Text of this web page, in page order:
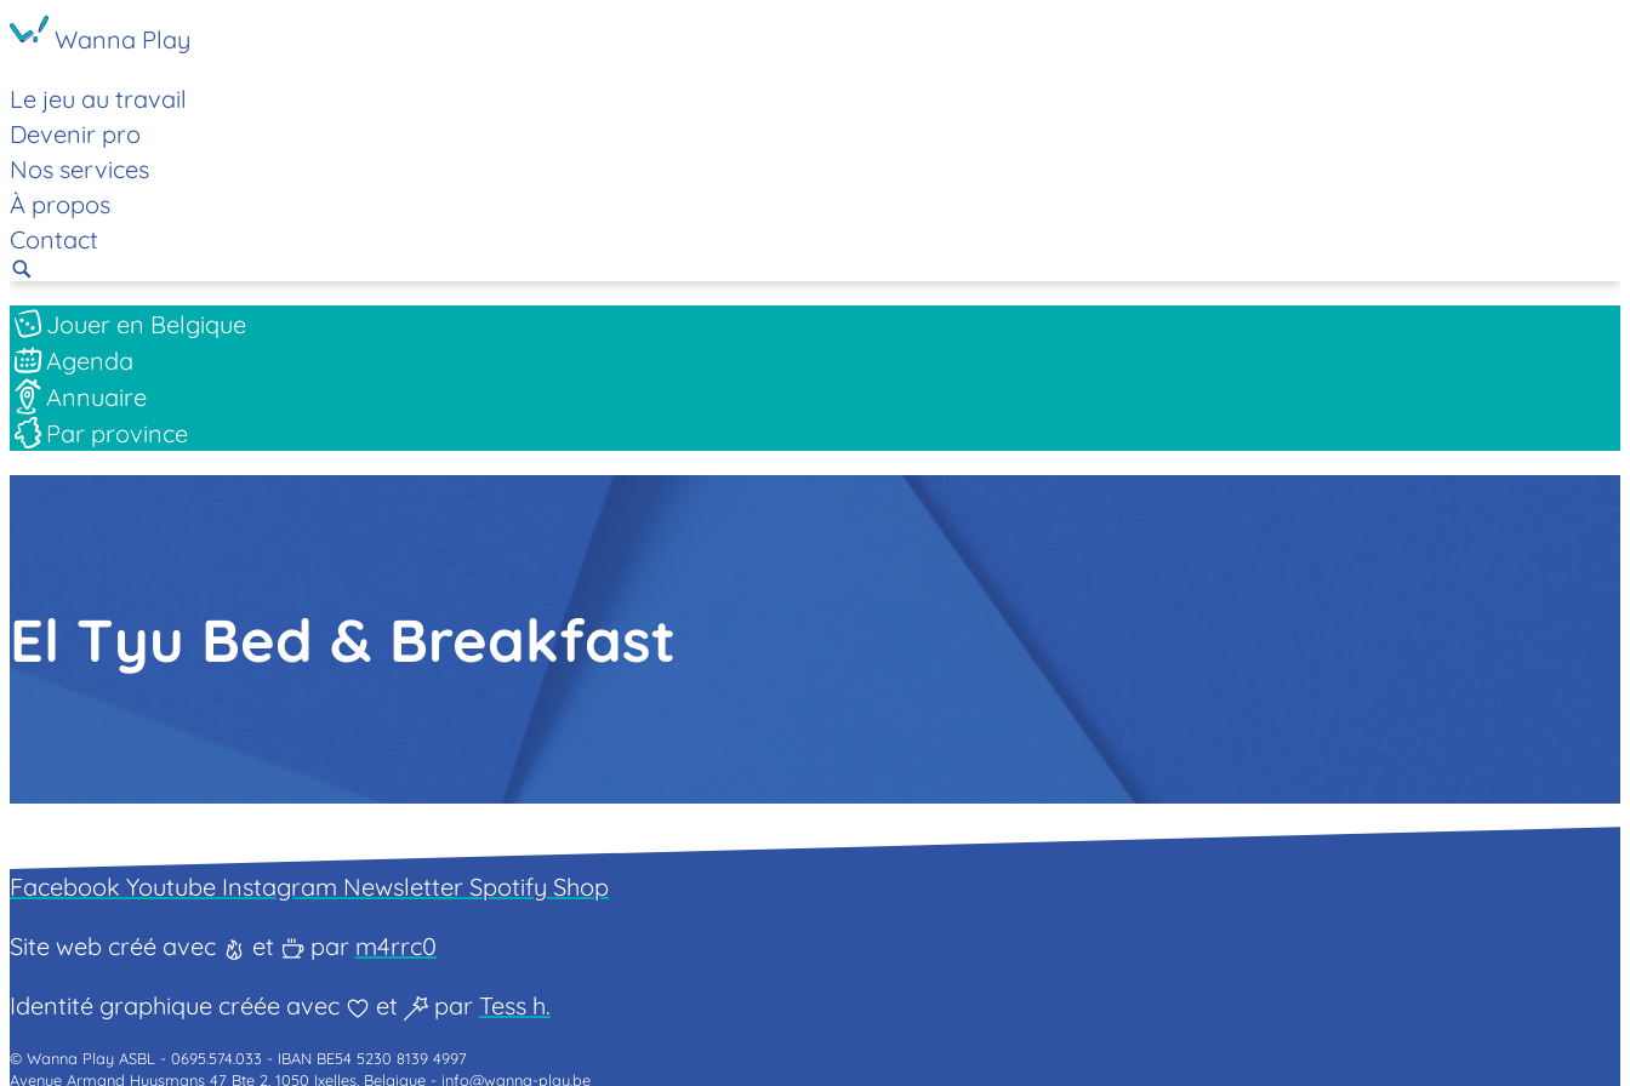
Wanna Play
Le jeu au travail
Devenir pro
Nos services
À propos
Contact
Jouer en Belgique
Agenda
Annuaire
Par province
El Tyu Bed & Breakfast
Facebook Youtube Instagram Newsletter Spotify Shop
Site web créé avec
et par m4rrc0
Identité graphique créée avec
et par Tess h.
© Wanna Play ASBL - 0695.574.033 - IBAN BE54 5230 8139 4997
Avenue Armand Huysmans 47 Bte 2, 1050 Ixelles, Belgique -